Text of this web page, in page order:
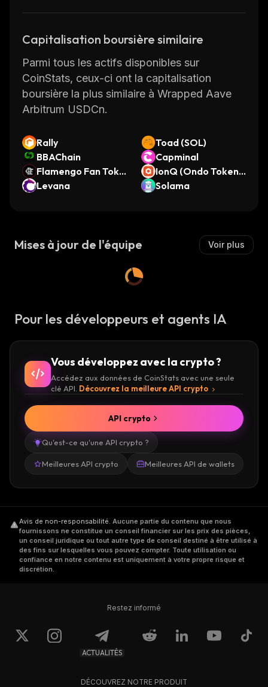
Capitalisation boursière similaire
Parmi tous les actifs disponibles sur
CoinStats, ceux-ci ont la capitalisation
boursière la plus similaire à Wrapped Aave
Arbitrum USDCn.
Rally
Toad (SOL)
BBAChain
Capminal
Flamengo Fan Toke
n
IonQ (Ondo Tokeniz
ed)
Levana Solama
Mises à jour de l'équipe Voir plus
Pour les développeurs et agents IA
Vous développez avec la crypto ?
Accédez aux données de CoinStats avec une seule
clé API. Découvrez la meilleure API crypto
Qu'est-ce qu'une API crypto ?
Meilleures API crypto Meilleures API de wallets
API crypto
Avis de non-responsabilité. Aucune partie du contenu que nous
fournissons ne constitue un conseil financier sur les prix des pièces,
un conseil juridique ou tout autre type de conseil destiné à être utilisé à
des fins sur lesquelles vous pouvez compter. Toute utilisation ou
confiance en notre contenu est uniquement à votre propre risque et
discrétion.
Restez informé
ACTUALITÉS
DÉCOUVREZ NOTRE PRODUIT